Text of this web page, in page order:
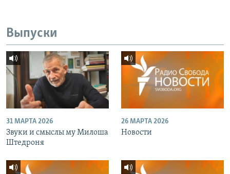
Выпуски
31 МАРТА 2026
Звуки и смыслы му Милоша
Штедроня
26 МАРТА 2026
Новости